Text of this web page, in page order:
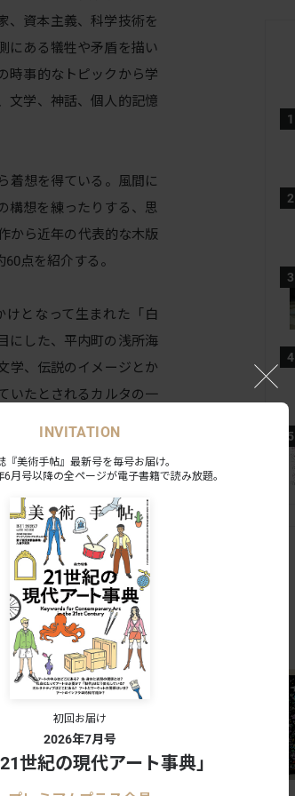
、資本主義、科学技術を
にある犠牲や矛盾を描い
時事的なトピックから学
文学、神話、個人的記憶
着想を得ている。風間に
構想を練ったりする、思
から近年の代表的な木版
点を紹介する。
となって生まれた「白
にした、平内町の浅所海
学、伝説のイメージとか
いたとされるカルタの一
あわせて、風間サチコ
る、部屋型のインスタ
INVITATION
『美術手帖』最新号を毎号お届け。
月号以降の全ページが電子書籍で読み放題。
初回お届け
2026年7月号
世紀の現代アート事典」